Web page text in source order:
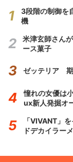
3段階の制御を
機
米津玄師さん
ース菓子
ゼッテリア 期
憧れの女優は
ux新人発掘オ
「VIVANT」
ドデカイラー